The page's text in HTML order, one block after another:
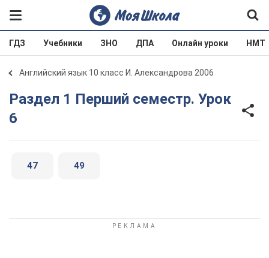
ГДЗ Учебники ЗНО ДПА Онлайн уроки НМТ
Английский язык 10 класс И. Александрова 2006
Раздел 1 Перший семестр. Урок
6
47 49